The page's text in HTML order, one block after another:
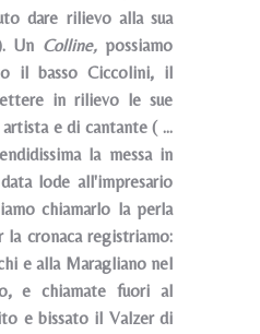
dare rilievo alla sua
Un Colline, possiamo
il basso Ciccolini, il
in rilievo le sue
e di cantante ( ...
la messa in
lode all'impresario
chiamarlo la perla
la cronaca registriamo:
e alla Maragliano nel
e chiamate fuori al
e bissato il Valzer di